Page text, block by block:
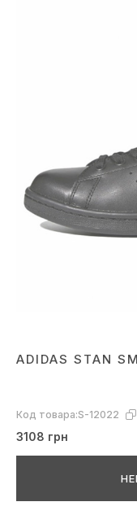
ADIDAS STAN
Код товара:S-12022
3108 грн